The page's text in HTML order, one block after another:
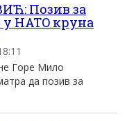
Позив за
НATO круна
Горе Mило
да позив за